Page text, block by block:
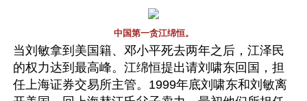
中国第一贪江绵恒。
当刘敏拿到美国籍、邓小平死去两年之后，江泽民
的权力达到最高峰。江绵恒提出请刘啸东回国，担
任上海证券交易所主管。1999年底刘啸东和刘敏离